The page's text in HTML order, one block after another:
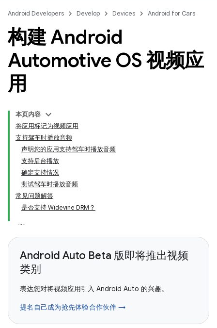
Android Developers Develop Devices Android for Cars
构建 Android
Automotive OS 视频应
用
本页内容
将应用标记为视频应用
支持驾车时播放音频
声明您的应用支持驾车时播放音频
支持后台播放
确定支持情况
测试驾车时播放音频
常见问题解答
是否支持 Widevine DRM？
Android Auto Beta 版即将推出视频
类别
表达您对将视频应用引入 Android Auto 的兴趣。
提名自己成为抢先体验合作伙伴 →